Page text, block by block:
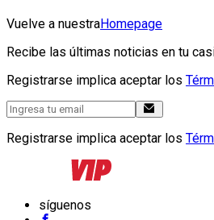
Vuelve a nuestraHomepage
Recibe las últimas noticias en tu
Registrarse implica aceptar los
Registrarse implica aceptar los
síguenos